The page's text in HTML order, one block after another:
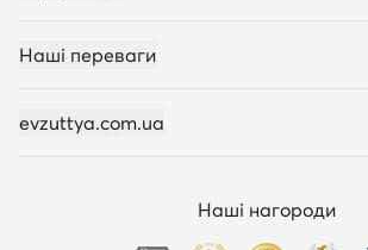
Наші переваги
evzuttya.com.ua
Наші нагороди